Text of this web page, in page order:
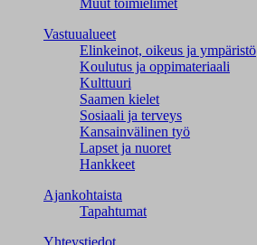
Muut toimielimet
Vastuualueet
Elinkeinot, oikeus ja ympäristö
Koulutus ja oppimateriaali
Kulttuuri
Saamen kielet
Sosiaali ja terveys
Kansainvälinen työ
Lapset ja nuoret
Hankkeet
Ajankohtaista
Tapahtumat